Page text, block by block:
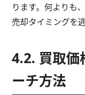
ります。何よりも
売却タイミングを
4.2. 買取価
ーチ方法